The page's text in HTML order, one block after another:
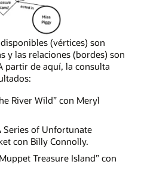
(vértices) son
y las relaciones (bordes) son
partir de aquí, la consulta
River Wild” con Meryl
Series of Unfortunate
con Billy Connolly.
Treasure Island” con